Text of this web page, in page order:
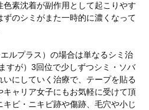
素沈着が副作用として起こりやす
ずのシミがまた一時的に濃くなって
ルプラス）の場合は単なるシミ治
すが）3回位で少しずつシミ・ソバ
にしていく治療で、テープを貼る
ャリア女子にもお気軽に受けて頂
ビ・ニキビ跡や傷跡、毛穴や小じ